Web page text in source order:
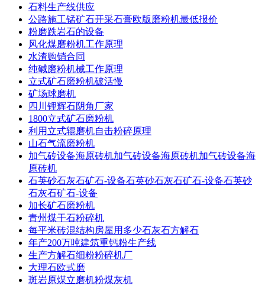
石料生产线供应
公路施工锰矿石开采石膏欧版磨粉机最低报价
粉磨跌岩石的设备
风化煤磨粉机工作原理
水渣购销合同
纯碱磨粉机械工作原理
立式矿石磨粉机破活慢
矿场球磨机
四川锂辉石阴角厂家
1800立式矿石磨粉机
利用立式辊磨机自击粉碎原理
山石气流磨粉机
加气砖设备海原砖机加气砖设备海原砖机加气砖设备海
原砖机
石英砂石灰石矿石-设备石英砂石灰石矿石-设备石英砂
石灰石矿石-设备
加长矿石磨粉机
青州煤干石粉碎机
每平米砖混结构房屋用多少石灰石方解石
年产200万吨建筑重钙粉生产线
生产方解石细粉粉碎机厂
大理石欧式磨
斑岩原煤立磨机粉煤灰机